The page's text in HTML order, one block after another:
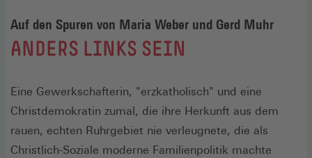
Auf den Spuren von Maria Weber und Gerd Muhr
:
ANDERS LINKS SEIN
Eine Gewerkschafterin, "erzkatholisch" und eine
Christdemokratin zumal, die ihre Herkunft aus dem
rauen, echten Ruhrgebiet nie verleugnete, die als
Christlich-Soziale moderne Familienpolitik machte